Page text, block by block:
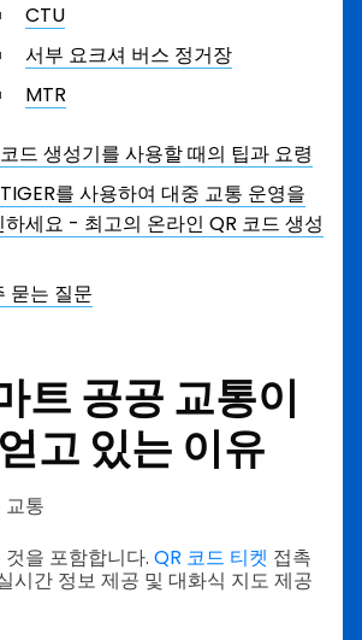
CTU
서부 요크셔 버스 정거장
MTR
드 생성기를 사용할 때의 팁과 요령
를 사용하여 대중 교통 운영을
하세요 - 최고의 온라인 QR 코드 생성
묻는 질문
트 공공 교통이
고 있는 이유
통
을 포함합니다. QR 코드 티켓 접촉
시간 정보 제공 및 대화식 지도 제공